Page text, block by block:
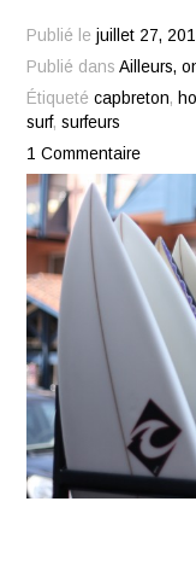
Publié lejuillet 27,
Publié dansAilleurs,
Étiquetécapbreton,
surf,surfeurs
1 Commentaire